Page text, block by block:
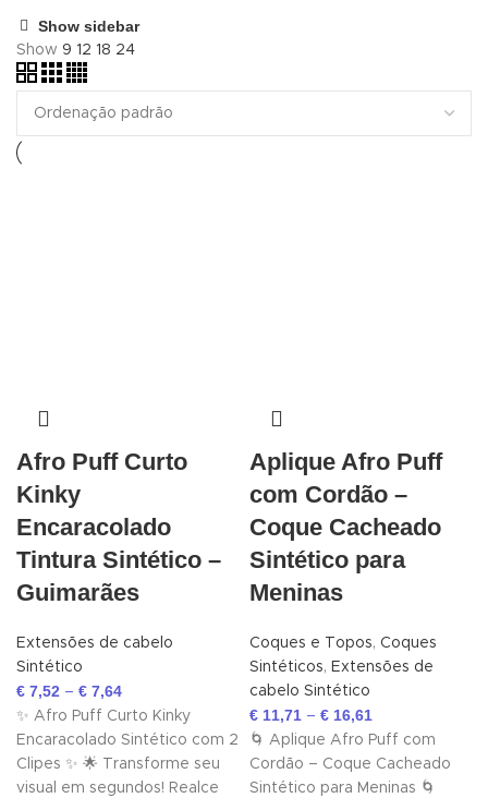
Show sidebar
Show 9 12 18 24
Afro Puff Curto
Kinky
Encaracolado
Tintura Sintético –
Guimarães
Extensões de cabelo
Sintético
€ 7,52 – € 7,64
✨ Afro Puff Curto Kinky
Encaracolado Sintético com 2
Clipes ✨ 🌟 Transforme seu
visual em segundos! Realce
Aplique Afro Puff
com Cordão –
Coque Cacheado
Sintético para
Meninas
Coques e Topos, Coques
Sintéticos, Extensões de
cabelo Sintético
€ 11,71 – € 16,61
🌀 Aplique Afro Puff com
Cordão – Coque Cacheado
Sintético para Meninas 🌀